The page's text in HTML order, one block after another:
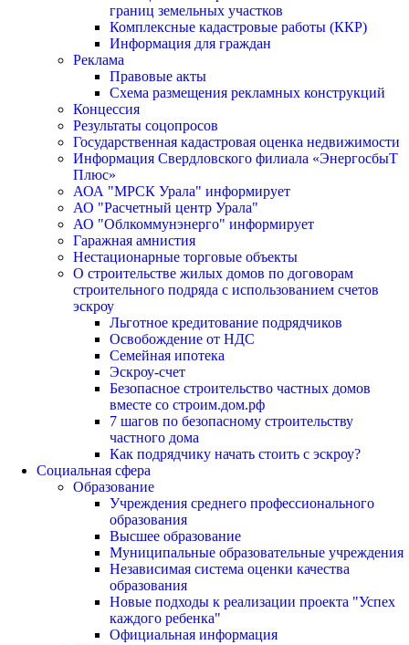
границ земельных участков
Комплексные кадастровые работы (ККР)
Информация для граждан
Реклама
Правовые акты
Схема размещения рекламных конструкций
Концессия
Результаты соцопросов
Государственная кадастровая оценка недвижимости
Информация Свердловского филиала «ЭнергосбыТ
Плюс»
АОА "МРСК Урала" информирует
АО "Расчетный центр Урала"
АО "Облкоммунэнерго" информирует
Гаражная амнистия
Нестационарные торговые объекты
О строительстве жилых домов по договорам
строительного подряда с использованием счетов
эскроу
Льготное кредитование подрядчиков
Освобождение от НДС
Семейная ипотека
Эскроу-счет
Безопасное строительство частных домов
вместе со строим.дом.рф
7 шагов по безопасному строительству
частного дома
Как подрядчику начать стоить с эскроу?
Социальная сфера
Образование
Учреждения среднего профессионального
образования
Высшее образование
Муниципальные образовательные учреждения
Независимая система оценки качества
образования
Новые подходы к реализации проекта "Успех
каждого ребенка"
Официальная информация